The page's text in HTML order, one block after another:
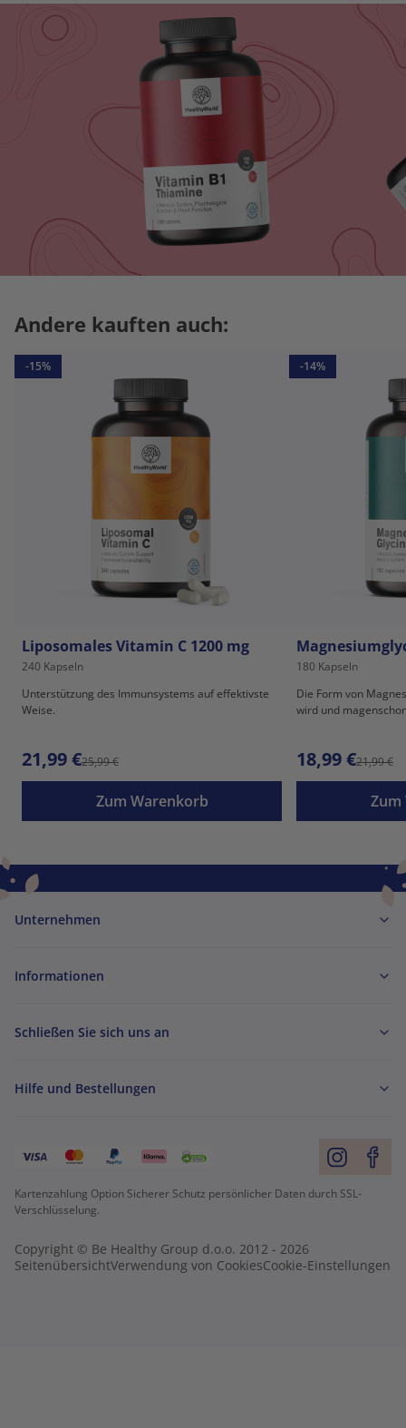
Andere kauften auch:
-15%
Liposomales Vitamin C 1200 mg
240 Kapseln
Unterstützung des Immunsystems auf effektivste
Weise.
21,99 €25,99 €
Zum Warenkorb
-14%
180 Kapseln
Die Form von
wird und
18,99 €21,99 €
Zum
Unternehmen
Informationen
Schließen Sie sich uns an
Hilfe und Bestellungen
Kartenzahlung Option Sicherer Schutz persönlicher Daten durch SSL-
Verschlüsselung.
Copyright © Be Healthy Group d.o.o. 2012 - 2026
SeitenübersichtVerwendung von CookiesCookie-Einstellungen